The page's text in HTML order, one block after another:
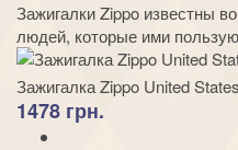
Зажигалки Zippo известны
людей, которые ими
Зажигалка Zippo United
1478 грн.